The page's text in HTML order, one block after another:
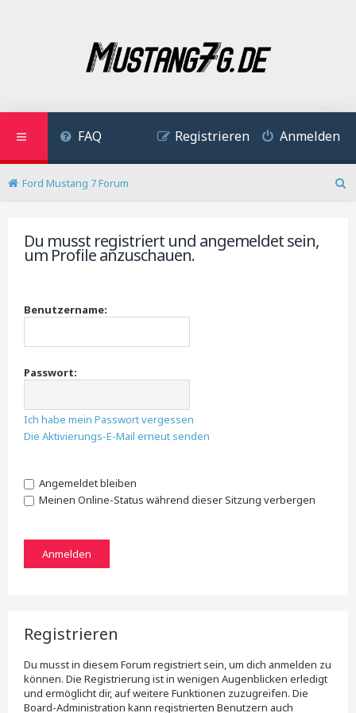
FAQ Anmelden
Registrieren
Ford Mustang 7 Forum
Du musst registriert und angemeldet sein,
um Profile anzuschauen.
Benutzername:
Passwort:
Ich habe mein Passwort vergessen
Die Aktivierungs-E-Mail erneut senden
Angemeldet bleiben
Meinen Online-Status während dieser Sitzung verbergen
Registrieren
Du musst in diesem Forum registriert sein, um dich anmelden zu
können. Die Registrierung ist in wenigen Augenblicken erledigt
und ermöglicht dir, auf weitere Funktionen zuzugreifen. Die
Board-Administration kann registrierten Benutzern auch